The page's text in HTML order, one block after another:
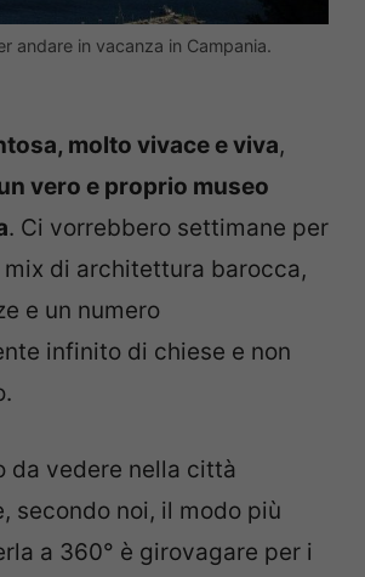
andare in vacanza in Campania.
molto vivace e viva,
vero e proprio museo
. Ci vorrebbero settimane per
mix di architettura barocca,
e un numero
infinito di chiese e non
da vedere nella città
secondo noi, il modo più
a 360° è girovagare per i